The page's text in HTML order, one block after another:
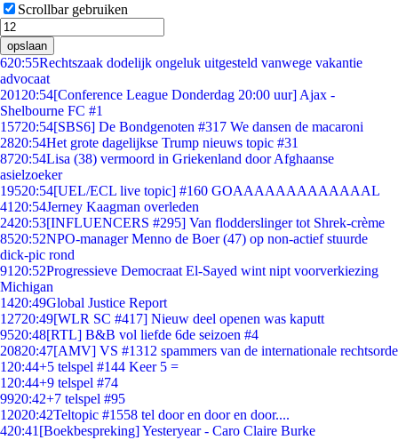
Scrollbar gebruiken
opslaan
620:55Rechtszaak dodelijk ongeluk uitgesteld vanwege vakantie
advocaat
201 20:54[Conference League Donderdag 20:00 uur] Ajax -
Shelbourne FC #1
15720:54[SBS6] De Bondgenoten #317 We dansen de macaroni
2820:54Het grote dagelijkse Trump nieuws topic #31
8720:54Lisa (38) vermoord in Griekenland door Afghaanse
asielzoeker
19520:54[UEL/ECL live topic] #160 GOAAAAAAAAAAAAAL
41 20:54Jerney Kaagman overleden
2420:53[INFLUENCERS #295] Van flodderslinger tot Shrek-crème
8520:52NPO-manager Menno de Boer (47) op non-actief stuurde
dick-pic rond
91 20:52Progressieve Democraat El-Sayed wint nipt voorverkiezing
Michigan
1420:49Global Justice Report
12720:49[WLR SC #417] Nieuw deel openen was kaputt
9520:48[RTL] B&B vol liefde 6de seizoen #4
20820:47[AMV] VS #1312 spammers van de internationale rechtsorde
1 20:44+5 telspel #144 Keer 5 =
1 20:44+9 telspel #74
9920:42+7 telspel #95
12020:42Teltopic #1558 tel door en door en door....
420:41 [Boekbespreking] Yesteryear - Caro Claire Burke